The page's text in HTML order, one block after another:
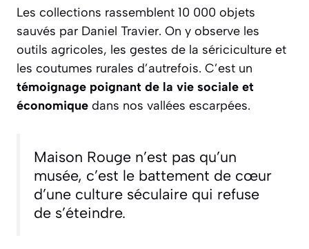
Les collections rassemblent 10 000 objets
sauvés par Daniel Travier. On y observe les
outils agricoles, les gestes de la sériciculture et
les coutumes rurales d’autrefois. C’est un
témoignage poignant de la vie sociale et
économique dans nos vallées escarpées.
Maison Rouge n’est pas qu’un
musée, c’est le battement de cœur
d’une culture séculaire qui refuse
de s’éteindre.